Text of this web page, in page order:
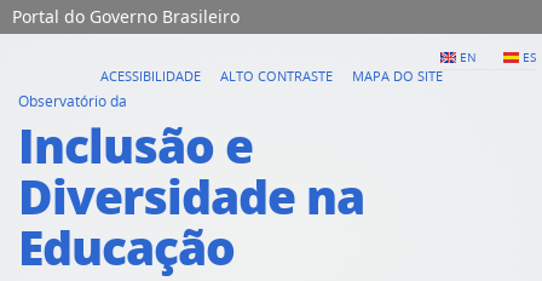
Portal do Governo Brasileiro
EN ES
ACESSIBILIDADE ALTO CONTRASTE
MAPA DO SITE
Observatório da
Inclusão e
Diversidade na
Educação